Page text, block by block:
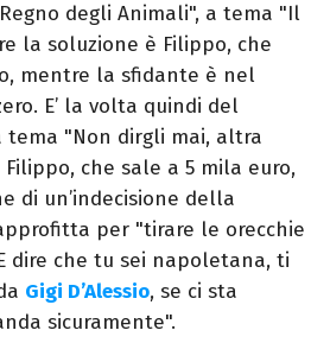
degli Animali", a tema "Il
la soluzione è Filippo, che
mentre la sfidante è nel
E’ la volta quindi del
tema "Non dirgli mai, altra
che sale a 5 mila euro,
di un’indecisione della
per "tirare le orecchie
dire che tu sei napoletana, ti
Gigi D’Alessio, se ci sta
sicuramente".